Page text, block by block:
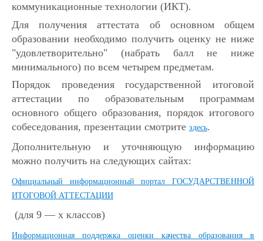
коммуникационные технологии (ИКТ).
Для получения аттестата об основном общем
образовании необходимо получить оценку не ниже
"удовлетворительно" (набрать балл не ниже
минимального) по всем четырем предметам.
Порядок проведения государственной итоговой
аттестации по образовательным программам
основного общего образования, порядок итогового
собеседования, презентации смотрите здесь.
Дополнительную и уточняющую информацию
можно получить на следующих сайтах:
Официальный информационный портал ГОСУДАРСТВЕННОЙ
ИТОГОВОЙ АТТЕСТАЦИИ
(для 9 — х классов)
Информационная поддержка оценки качества образования в